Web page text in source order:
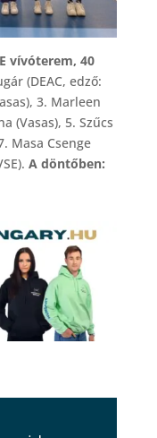
vívóterem, 40
(DEAC, edző:
3. Marleen
(Vasas), 5. Szűcs
Masa Csenge
A döntőben: